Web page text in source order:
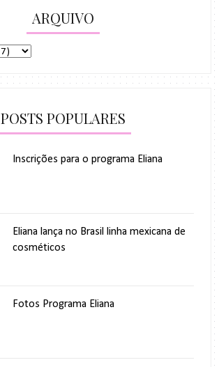
ARQUIVO
POSTS POPULARES
Inscrições para o programa Eliana
Eliana lança no Brasil linha mexicana de
cosméticos
Fotos Programa Eliana